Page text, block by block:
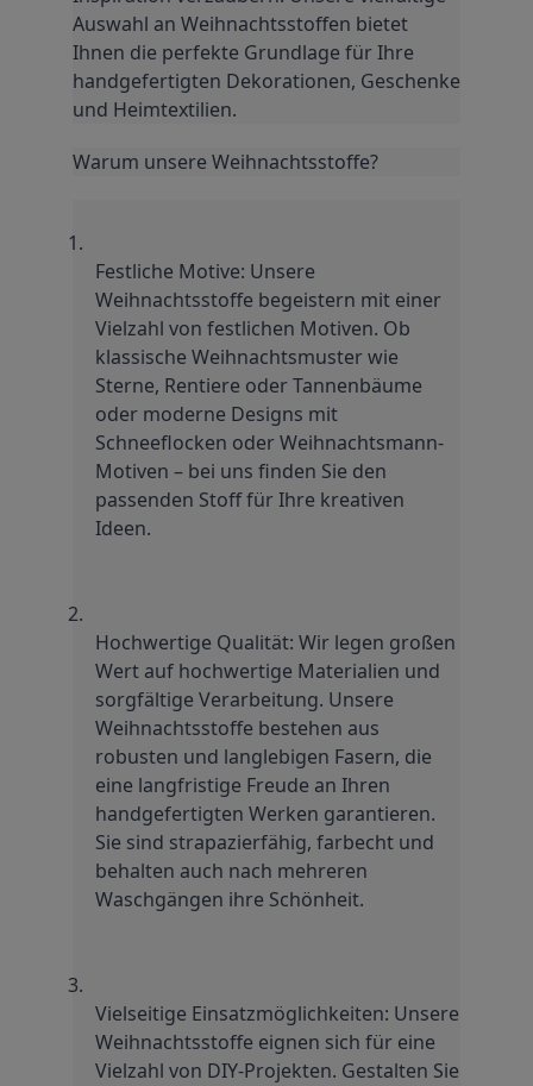
Auswahl an Weihnachtsstoffen bietet
Ihnen die perfekte Grundlage für Ihre
handgefertigten Dekorationen, Geschenke
und Heimtextilien.
Warum unsere Weihnachtsstoffe?
Festliche Motive: Unsere
Weihnachtsstoffe begeistern mit einer
Vielzahl von festlichen Motiven. Ob
klassische Weihnachtsmuster wie
Sterne, Rentiere oder Tannenbäume
oder moderne Designs mit
Schneeflocken oder Weihnachtsmann-
Motiven – bei uns finden Sie den
passenden Stoff für Ihre kreativen
Ideen.
Hochwertige Qualität: Wir legen großen
Wert auf hochwertige Materialien und
sorgfältige Verarbeitung. Unsere
Weihnachtsstoffe bestehen aus
robusten und langlebigen Fasern, die
eine langfristige Freude an Ihren
handgefertigten Werken garantieren.
Sie sind strapazierfähig, farbecht und
behalten auch nach mehreren
Waschgängen ihre Schönheit.
Vielseitige Einsatzmöglichkeiten: Unsere
Weihnachtsstoffe eignen sich für eine
Vielzahl von DIY-Projekten. Gestalten Sie